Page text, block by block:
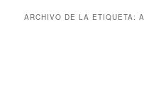
ARCHIVO DE LA ETIQUETA: